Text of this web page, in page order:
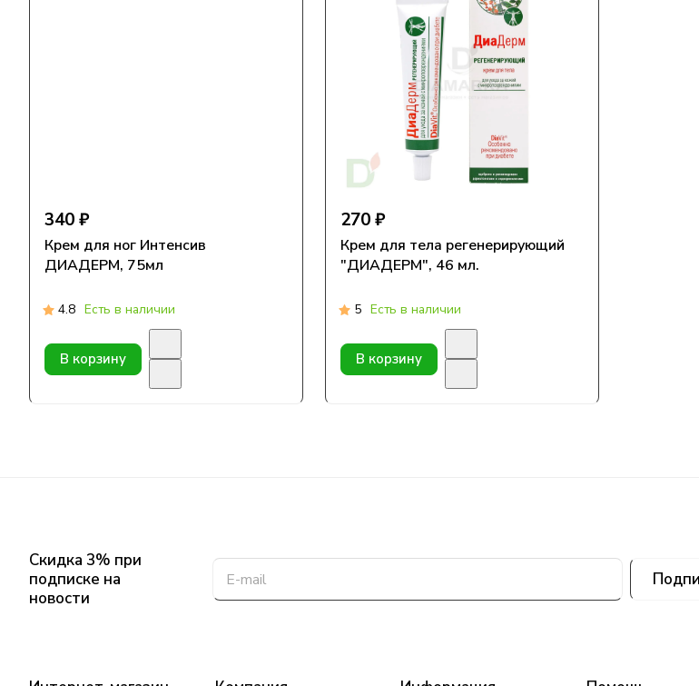
340 ₽
Крем для ног Интенсив
ДИАДЕРМ, 75мл
4.8 Есть в наличии
В корзину
270 ₽
Крем для тела регенерирующий
"ДИАДЕРМ", 46 мл.
5 Есть в наличии
В корзину
Скидка 3% при
подписке на
новости